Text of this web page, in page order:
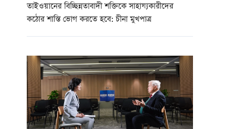
তাইওয়ানের বিচ্ছিন্নতাবাদী শক্তিকে সাহায্যকারীদের
কঠোর শাস্তি ভোগ করতে হবে: চীনা মুখপাত্র